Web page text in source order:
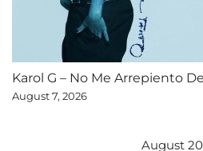
Karol G – No Me Arrepiento
August 7, 2026
August